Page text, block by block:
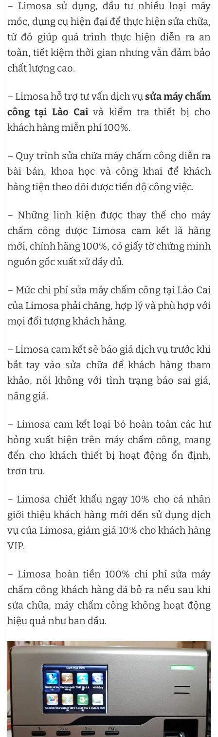
– Limosa sử dụng, đầu tư nhiều loại máy
móc, dụng cụ hiện đại để thực hiện sửa chữa,
từ đó giúp quá trình thực hiện diễn ra an
toàn, tiết kiệm thời gian nhưng vẫn đảm bảo
chất lượng cao.
– Limosa hỗ trợ tư vấn dịch vụsửa máy chấm
công tại Lào Cai và kiểm tra thiết bị cho
khách hàng miễn phí 100%.
– Quy trình sửa chữa máy chấm công diễn ra
bài bản, khoa học và công khai để khách
hàng tiện theo dõi được tiến độ công việc.
– Những linh kiện được thay thế cho máy
chấm công được Limosa cam kết là hàng
mới, chính hãng 100%, có giấy tờ chứng minh
nguồn gốc xuất xứ đầy đủ.
– Mức chi phí sửa máy chấm công tại Lào Cai
của Limosa phải chăng, hợp lý và phù hợp với
mọi đối tượng khách hàng.
– Limosa cam kết sẽ báo giá dịch vụ trước khi
bắt tay vào sửa chữa để khách hàng tham
khảo, nói không với tình trạng báo sai giá,
nâng giá.
– Limosa cam kết loại bỏ hoàn toàn các hư
hỏng xuất hiện trên máy chấm công, mang
đến cho khách thiết bị hoạt động ổn định,
trơn tru.
– Limosa chiết khấu ngay 10% cho cá nhân
giới thiệu khách hàng mới đến sử dụng dịch
vụ của Limosa, giảm giá 10% cho khách hàng
VIP.
– Limosa hoàn tiền 100% chi phí sửa máy
chấm công khách hàng đã bỏ ra nếu sau khi
sửa chữa, máy chấm công không hoạt động
hiệu quả như ban đầu.